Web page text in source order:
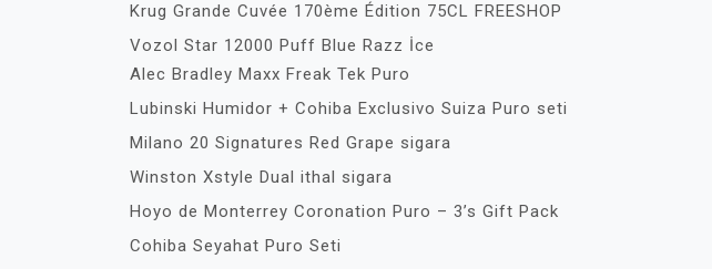
Krug Grande Cuvée 170ème Édition 75CL FREESHOP
Vozol Star 12000 Puff Blue Razz İce
Alec Bradley Maxx Freak Tek Puro
Lubinski Humidor + Cohiba Exclusivo Suiza Puro seti
Milano 20 Signatures Red Grape sigara
Winston Xstyle Dual ithal sigara
Hoyo de Monterrey Coronation Puro – 3’s Gift Pack
Cohiba Seyahat Puro Seti